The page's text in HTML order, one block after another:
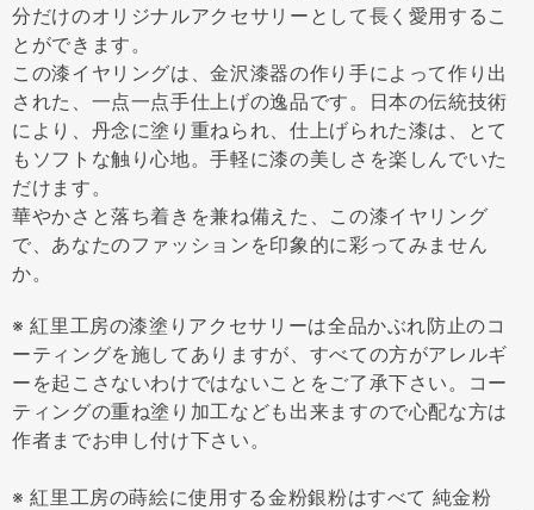
分だけのオリジナルアクセサリーとして長く愛用するこ
とができます。
この漆イヤリングは、金沢漆器の作り手によって作り出
された、一点一点手仕上げの逸品です。日本の伝統技術
により、丹念に塗り重ねられ、仕上げられた漆は、とて
もソフトな触り心地。手軽に漆の美しさを楽しんでいた
だけます。
華やかさと落ち着きを兼ね備えた、この漆イヤリング
で、あなたのファッションを印象的に彩ってみません
か。
※ 紅里工房の漆塗りアクセサリーは全品かぶれ防止のコ
ーティングを施してありますが、すべての方がアレルギ
ーを起こさないわけではないことをご了承下さい。コー
ティングの重ね塗り加工なども出来ますので心配な方は
作者までお申し付け下さい。
※ 紅里工房の蒔絵に使用する金粉銀粉はすべて 純金粉